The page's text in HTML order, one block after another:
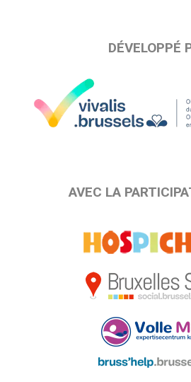
DÉVELOPPÉ
AVEC LA